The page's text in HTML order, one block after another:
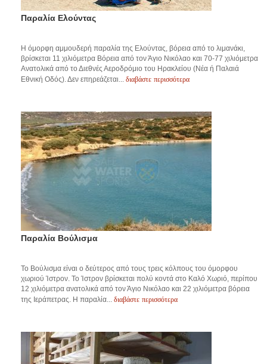
Παραλία Ελούντας
Η όμορφη αμμουδερή παραλία της Ελούντας, βόρεια από το λιμανάκι,
βρίσκεται 11 χιλιόμετρα Βόρεια από τον Άγιο Νικόλαο και 70-77 χιλιόμετρα
Ανατολικά από το Διεθνές Αεροδρόμιο του Ηρακλείου (Νέα ή Παλαιά
Εθνική Οδός). Δεν επηρεάζεται... διαβάστε περισσότερα
Παραλία Βούλισμα
Το Βούλισμα είναι ο δεύτερος από τους τρεις κόλπους του όμορφου
χωριού Ίστρον. Το Ίστρον βρίσκεται πολύ κοντά στο Καλό Χωριό, περίπου
12 χιλιόμετρα ανατολικά από τον Άγιο Νικόλαο και 22 χιλιόμετρα βόρεια
της Ιεράπετρας. Η παραλία... διαβάστε περισσότερα